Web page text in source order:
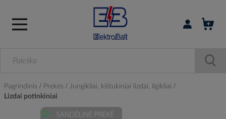
Prisijungti /
Pagrindinis Prekės
Jungikliai, kištukiniai lizdai, ilgikliai
Lizdai potinkiniai